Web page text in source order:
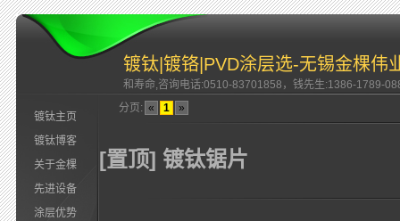
镀钛|镀铬|PVD涂层选-无锡金棵伟
和寿命,咨询电话:0510-83701858，钱先生:1386-1789-
镀钛主页
镀钛博客
关于金棵
先进设备
涂层优势
分页: « 1 »
[置顶] 镀钛锯片